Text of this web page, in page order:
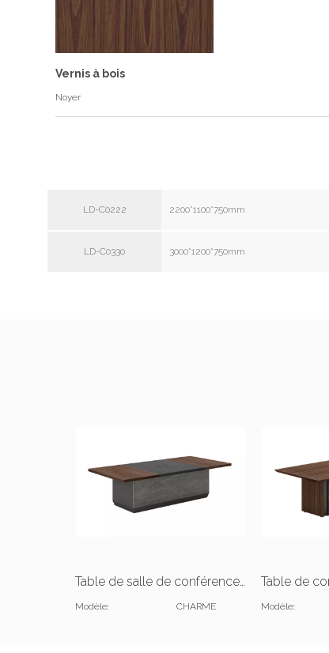
Vernis à bois
Noyer
LD-C0222 2200*1100*750mm
LD-C0330 3000*1200*750mm
Table de salle de conférence en bois moderne pour bureau
Modèle: CHARME Modèle: